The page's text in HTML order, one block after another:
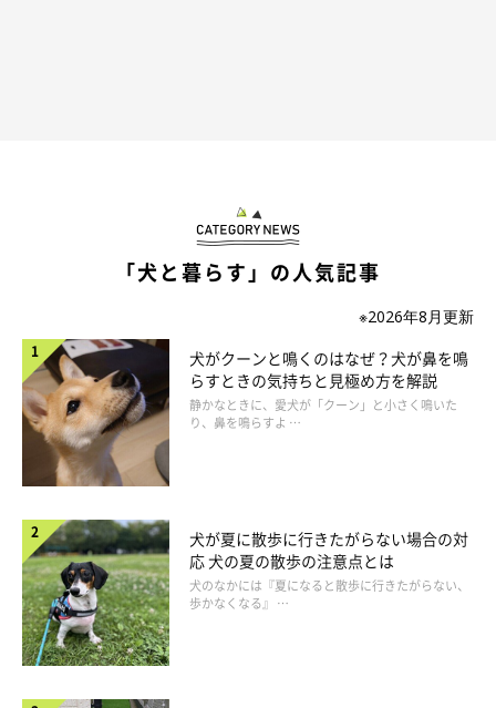
「少し神経質で怖がりなところですね」
「私の髪色と犬の毛色が似ているからなのか、表情なの
か、お散歩していると似ているとよく言われます。オンと
オフがハッキリしているところも」
「ちょっとドジな性格や横着な部分、雨の日が苦手なとこ
ろは私に似ています。睡眠を妨害されると怒るところ、マ
イペースなところ、コミュニケーションが上手な部分は夫
に似ています」
っくりだと言われました」
「顔がなんとなく似てきた気がします。シニアになり一緒
に過ごしてきた時間のなかで、愛犬が似てきたのか私が似
てきたのかわからないけど、全体的に雰囲気が似てきたよ
うに感じます」
「犬と暮らす」の人気記事
※2026年8月更新
犬がクーンと鳴くのはなぜ？犬が鼻を鳴
らすときの気持ちと見極め方を解説
静かなときに、愛犬が「クーン」と小さく鳴いた
り、鼻を鳴らすよ …
犬が夏に散歩に行きたがらない場合の対
応 犬の夏の散歩の注意点とは
犬のなかには『夏になると散歩に行きたがらない、
歩かなくなる』 …